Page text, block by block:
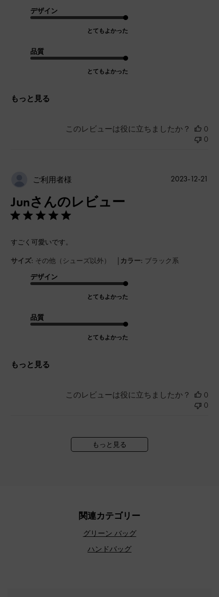
デザイン
とてもよかった
品質
とてもよかった
もっと見る
このレビューは役に立ちましたか？
0
0
ご利用者様
Junさんのレビュー
すごく可愛いです。
サイズ: その他（シューズ以外） | カラー: ブラック系
デザイン
とてもよかった
品質
とてもよかった
もっと見る
2023-12-21
このレビューは役に立ちましたか？
0
0
もっと見る
関連カテゴリー
グリーン バッグ
ハンドバッグ